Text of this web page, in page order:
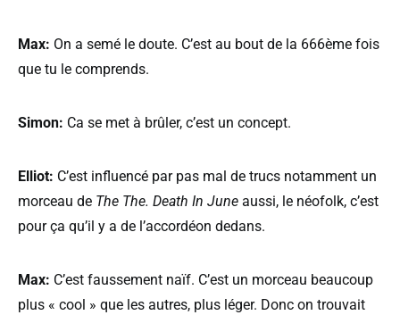
Max: On a semé le doute. C’est au bout de la 666ème fois
que tu le comprends.
Simon: Ca se met à brûler, c’est un concept.
Elliot: C’est influencé par pas mal de trucs notamment un
morceau de The The. Death In June aussi, le néofolk, c’est
pour ça qu’il y a de l’accordéon dedans.
Max: C’est faussement naïf. C’est un morceau beaucoup
plus « cool » que les autres, plus léger. Donc on trouvait